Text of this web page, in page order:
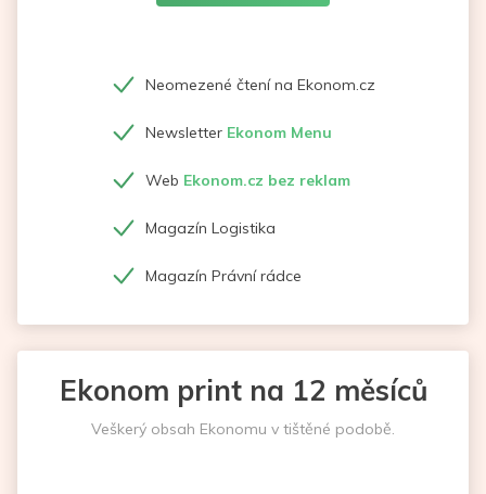
Neomezené čtení na Ekonom.cz
Newsletter Ekonom Menu
Web Ekonom.cz bez reklam
Magazín Logistika
Magazín Právní rádce
Ekonom print na 12 měsíců
Veškerý obsah Ekonomu v tištěné podobě.